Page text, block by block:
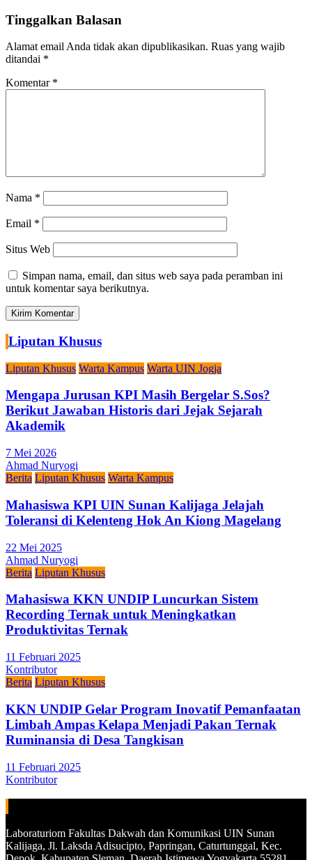
Tinggalkan Balasan
Alamat email Anda tidak akan dipublikasikan. Ruas yang wajib
ditandai *
Komentar *
Nama *
Email *
Situs Web
Simpan nama, email, dan situs web saya pada peramban ini
untuk komentar saya berikutnya.
Liputan Khusus
Liputan Khusus Warta Kampus Warta UIN Jogja
Mengapa Jurusan KPI Masih Bergelar S.Sos?
Berikut Jawaban Historis dari Jejak Sejarah
Akademik
7 Mei 2026
Ahmad Nuryogi
Berita Liputan Khusus Warta Kampus
Mahasiswa KPI UIN Sunan Kalijaga Jelajah
Toleransi di Kelenteng Hok An Kiong Magelang
22 Mei 2025
Ahmad Nuryogi
Berita Liputan Khusus
Mahasiswa KKN UNDIP Luncurkan Sistem
Recording Ternak untuk Meningkatkan
Produktivitas Ternak
11 Februari 2025
Kontributor
Berita Liputan Khusus
KKN UNDIP Gelar Program Inovatif Pemanfaatan
Limbah Ampas Kelapa Menjadi Pakan Ternak
Ruminansia di Desa Tangkisan
11 Februari 2025
Kontributor
Laboraturiom Fakultas Dakwah dan Komunikasi UIN Sunan
Kalijaga, Jl. Laksda Adisucipto, Papringan, Caturtunggal, Kec.